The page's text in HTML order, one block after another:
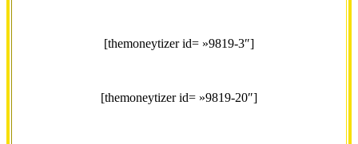
[themoneytizer id= »9819-3″]
[themoneytizer id= »9819-20″]